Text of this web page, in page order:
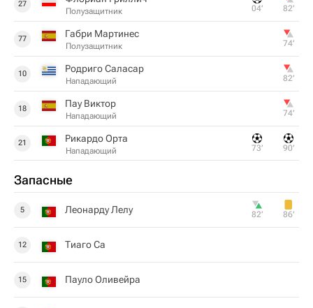
27
Полузащитник 04‎’‎ 82‎’‎
77 Габри Мартинес
Полузащитник 74‎’‎
10 Родриго Саласар
Нападающий 82‎’‎
18 Пау Виктор
Нападающий 74‎’‎
21 Рикардо Орта
Нападающий 73‎’‎ 90‎’‎
Запасные
5 Леонарду Лелу 82‎’‎ 86‎’‎
12 Тиаго Са
15 Пауло Оливейра